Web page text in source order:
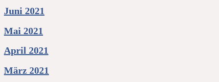
Juni 2021
Mai 2021
April 2021
März 2021